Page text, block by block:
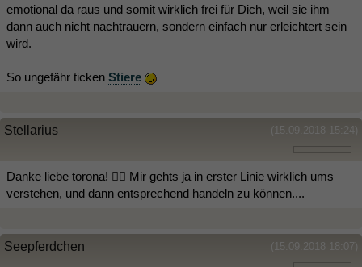
emotional da raus und somit wirklich frei für Dich, weil sie ihm
dann auch nicht nachtrauern, sondern einfach nur erleichtert sein
wird.
So ungefähr ticken Stiere
(15.09.2018 15:24)
Stellarius
Danke liebe torona! 👍🏼 Mir gehts ja in erster Linie wirklich ums
verstehen, und dann entsprechend handeln zu können....
(15.09.2018 18:07)
Seepferdchen